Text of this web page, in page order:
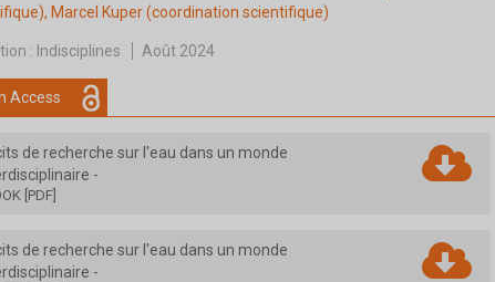
Marcel Kuper(coordination scientifique)
: Indisciplines Août 2024
Access
de recherche sur l'eau dans un monde
-
[PDF]
de recherche sur l'eau dans un monde
-